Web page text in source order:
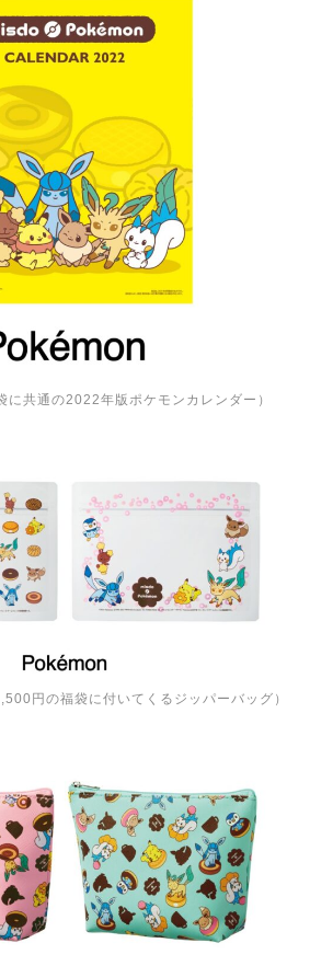
に共通の2022年版ポケモンカレンダー）
円の福袋に付いてくるジッパーバッグ）